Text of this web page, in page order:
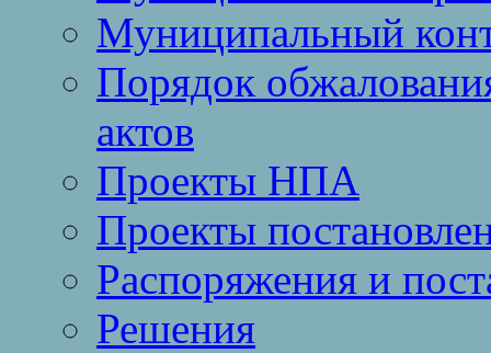
Муниципальный
Порядок
актов
Проекты НПА
Проекты
Распоряжения и
Решения